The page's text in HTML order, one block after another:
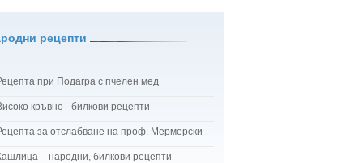
рецепти
при Подагра с пчелен мед
кръвно - билкови рецепти
за отслабване на проф. Мермерски
– народни, билкови рецепти